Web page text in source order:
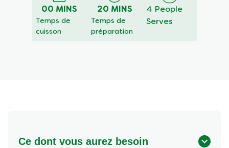
00 MINS
Temps de
cuisson
20 MINS
Temps de
préparation
4 People
Serves
Ce dont vous aurez besoin